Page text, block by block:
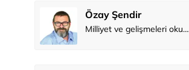
Özay Şendir
Milliyet ve gelişmeleri okumak...